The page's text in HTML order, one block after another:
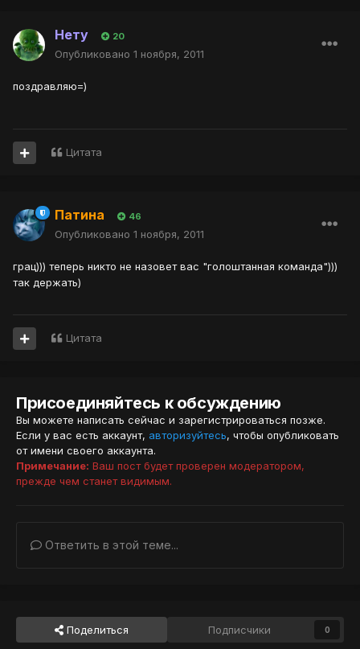
Нету 20
Опубликовано 1 ноября, 2011
поздравляю=)
Цитата
Патина 46
Опубликовано 1 ноября, 2011
грац))) теперь никто не назовет вас "голоштанная команда")))
так держать)
Цитата
Присоединяйтесь к обсуждению
Вы можете написать сейчас и зарегистрироваться позже.
Если у вас есть аккаунт, авторизуйтесь, чтобы опубликовать
от имени своего аккаунта.
Примечание: Ваш пост будет проверен модератором,
прежде чем станет видимым.
Ответить в этой теме...
Поделиться Подписчики 0